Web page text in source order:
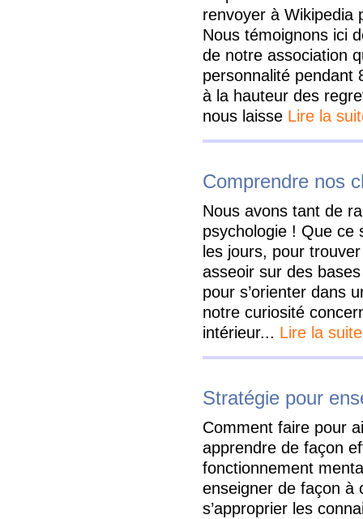
renvoyer à Wikipedia
Nous témoignons ici
de notre association
personnalité pendant
à la hauteur des
nous laisse Lire la
Comprendre nos
Nous avons tant de
psychologie ! Que ce
les jours, pour
asseoir sur des
pour s’orienter dans
notre curiosité
intérieur... Lire la suite
Stratégie pour
Comment faire pour
apprendre de façon
fonctionnement
enseigner de façon à
s’approprier les